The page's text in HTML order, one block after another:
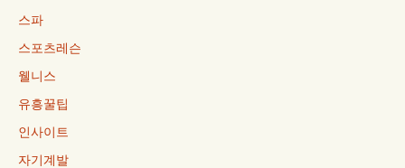
스파
스포츠레슨
웰니스
유흥꿀팁
인사이트
자기계발